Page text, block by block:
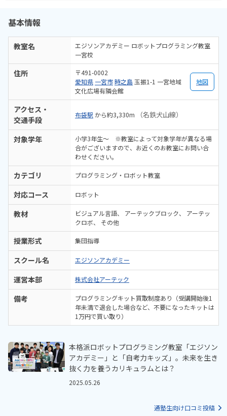
基本情報
教室名
エジソンアカデミー ロボットプログラミング教室
一宮校
住所
〒491-0002
愛知県 一宮市時之島玉振1-1 一宮地域
文化広場有隣会館
地図
アクセス・
交通手段
布袋駅 から約3,330m （名鉄犬山線）
対象学年
小学3年生～ ※教室によって対象学年が異なる場
合がございますので、お近くのお教室にお問い合
わせください。
カテゴリ プログラミング・ロボット教室
対応コース ロボット
教材 ビジュアル言語 アーテックブロック
アーテッ
クロボ
その他
授業形式 集団指導
スクール名 エジソンアカデミー
運営本部 株式会社アーテック
備考
プログラミングキット買取制度あり（受講開始後1
年未満で退会した場合など、不要になったキットは
1万円で買い取り）
本格派ロボットプログラミング教室「エジソン
アカデミー」と「自考力キッズ」。未来を生き
抜く力を養うカリキュラムとは？
2025.05.26
通塾生向け口コミ投稿